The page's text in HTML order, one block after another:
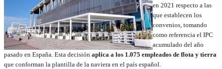
en 2021 respecto a las
que establecen los
convenios, tomando
como referencia el IPC
acumulado del año
pasado en España. Esta decisión aplica a los 1.075 empleados de flota y tierra
que conforman la plantilla de la naviera en el país español.